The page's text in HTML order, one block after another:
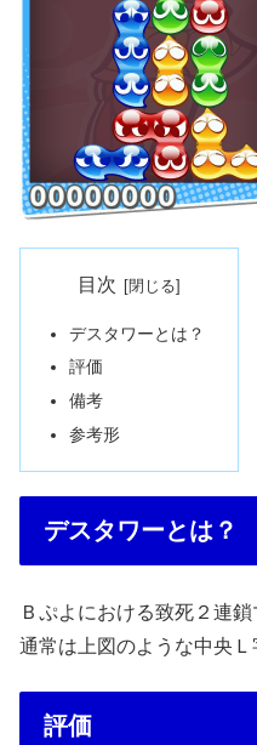
目次
デスタワーとは？
評価
備考
参考形
デスタワーとは？
Ｂぷよにおける致死２連鎖
通常は上図のような中央Ｌ
評価